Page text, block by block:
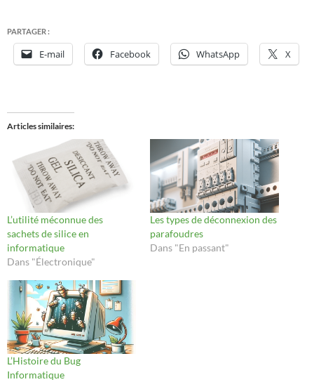
PARTAGER :
E-mail Facebook WhatsApp X
Articles similaires
L’utilité méconnue des
sachets de silice en
informatique
Dans "Électronique"
Les types de déconnexion des
parafoudres
Dans "En passant"
L’Histoire du Bug
Informatique